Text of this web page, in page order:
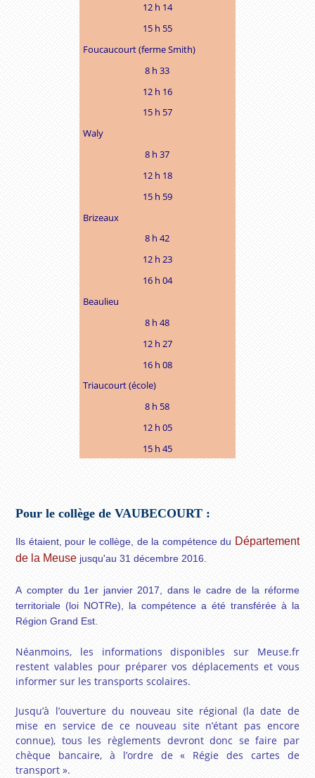
12 h 14
15 h 55
Foucaucourt (ferme Smith)
8 h 33
12 h 16
15 h 57
Waly
8 h 37
12 h 18
15 h 59
Brizeaux
8 h 42
12 h 23
16 h 04
Beaulieu
8 h 48
12 h 27
16 h 08
Triaucourt (école)
8 h 58
12 h 05
15 h 45
Pour le collège de VAUBECOURT :
Ils étaient, pour le collège, de la compétence du Département
de la Meuse jusqu'au 31 décembre 2016.
A compter du 1er janvier 2017, dans le cadre de la réforme
territoriale (loi NOTRe), la compétence a été transférée à la
Région Grand Est.
Néanmoins, les informations disponibles sur Meuse.fr
restent valables pour préparer vos déplacements et vous
informer sur les transports scolaires.
Jusqu’à l’ouverture du nouveau site régional (la date de
mise en service de ce nouveau site n’étant pas encore
connue), tous les règlements devront donc se faire par
chèque bancaire, à l’ordre de « Régie des cartes de
transport ».